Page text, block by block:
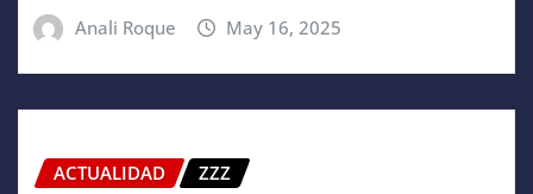
Anali Roque May 16, 2025
ACTUALIDAD ZZZ